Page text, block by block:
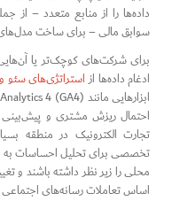
سوابق مالی – برای ساخت
برای شرکت‌های کوچک‌تر یا آن‌هایی
ادغام داده‌ها ازاستراتژی‌های
احتمال ریزش مشتری و
تجارت الکترونیک در منطقه
تخصصی برای تحلیل احساسات به
محلی را زیر نظر داشته باشند و
اساس تعاملات رسانه‌های اجتماعی